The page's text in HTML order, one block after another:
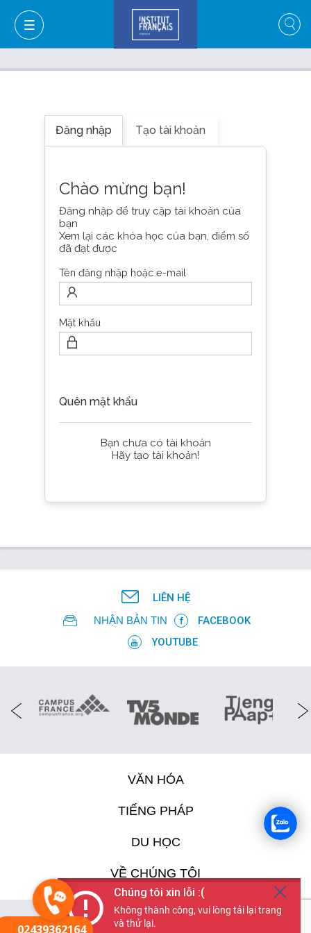
VI
Đăng nhập Tạo tài khoản
Chào mừng bạn!
Đăng nhập để truy cập tài khoản của
bạn
Xem lại các khóa học của bạn, điểm số
đã đạt được
Tên đăng nhập hoặc e-mail
Mật khẩu
Quên mật khẩu
Bạn chưa có tài khoản
Hãy tạo tài khoản!
LIÊN HỆ
NHẬN BẢN TIN
FACEBOOK
YOUTUBE
VĂN HÓA
TIẾNG PHÁP
DU HỌC
VỀ CHÚNG TÔI
Français(French) Tiếng Việt
02439362164
Chúng tôi xin lỗi :(
Không thành công, vui lòng tải lại trang
và thử lại.